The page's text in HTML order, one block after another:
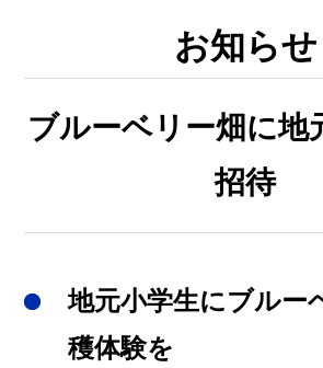
お知らせ
ブルーベリー畑に地
招待
地元小学生にブルー
穫体験を